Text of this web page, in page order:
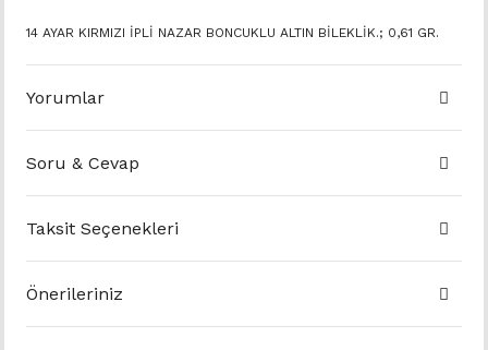
14 AYAR KIRMIZI İPLİ NAZAR BONCUKLU ALTIN BİLEKLİK.; 0,61 GR.
Yorumlar
Soru & Cevap
Taksit Seçenekleri
Önerileriniz